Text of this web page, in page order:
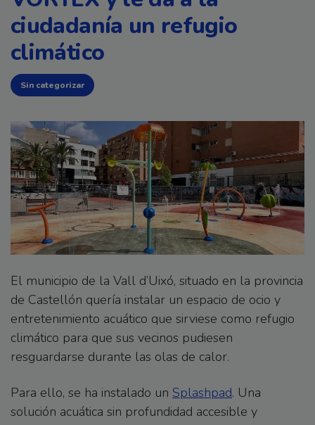
ciudadanía un refugio
climático
Sin categorizar
El municipio de la Vall d’Uixó, situado en la provincia
de Castellón quería instalar un espacio de ocio y
entretenimiento acuático que sirviese como refugio
climático para que sus vecinos pudiesen
resguardarse durante las olas de calor.
Para ello, se ha instalado un Splashpad. Una
solución acuática sin profundidad accesible y